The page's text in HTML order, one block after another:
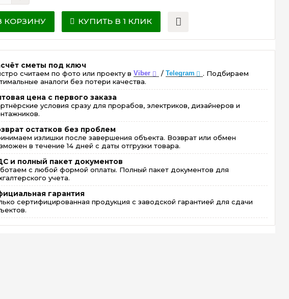
КОРЗИНУ КУПИТЬ В 1 КЛИК
сметы под ключ
считаем по фото или проекту вViber / Telegram
. Подбираем
аналоги без потери качества.
цена с первого заказа
условия сразу для прорабов, электриков, дизайнеров и
остатков без проблем
излишки после завершения объекта. Возврат или обмен
в течение 14 дней с даты отгрузки товара.
и полный пакет документов
с любой формой оплаты. Полный пакет документов для
учета.
гарантия
сертифицированная продукция с заводской гарантией для сдачи